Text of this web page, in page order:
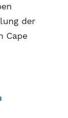
der
Cape